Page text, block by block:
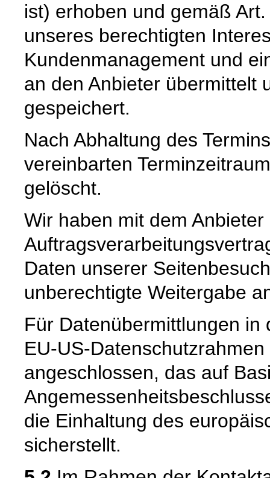
ist) erhoben und gemäß
unseres berechtigten
Kundenmanagement und
an den Anbieter übermittelt
gespeichert.
Nach Abhaltung des
vereinbarten
gelöscht.
Wir haben mit dem Anbieter
Daten unserer
unberechtigte Weitergabe
Für Datenübermittlungen in
EU-US-
angeschlossen, das auf
die Einhaltung des
sicherstellt.